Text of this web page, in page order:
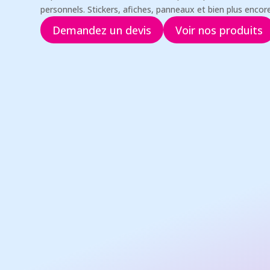
personnels. Stickers, afiches, panneaux et bien plus
Demandez un devis Voir nos produits